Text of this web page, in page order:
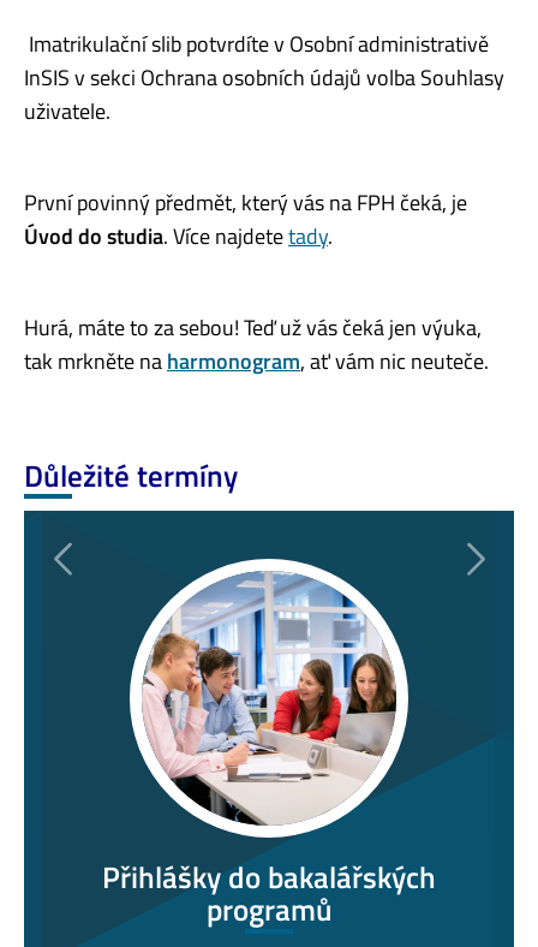
Imatrikulační slib potvrdíte v Osobní administrativě
InSIS v sekci Ochrana osobních údajů volba Souhlasy
uživatele.
První povinný předmět, který vás na FPH čeká, je
Úvod do studia. Více najdetetady.
Hurá, máte to za sebou! Teď už vás čeká jen výuka,
tak mrkněte naharmonogram, ať vám nic neuteče.
Důležité termíny
Přihlášky do bakalářských
programů
Předchozí